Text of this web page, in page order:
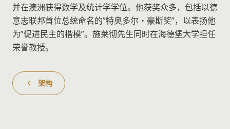
并在澳洲获得数学及统计学学位。他获奖众多，包括以德
意志联邦首位总统命名的”特奥多尔・豪斯奖”，以表扬他
为”促进民主的楷模”。施莱彻先生同时在海德堡大学担任
荣誉教授。
架构